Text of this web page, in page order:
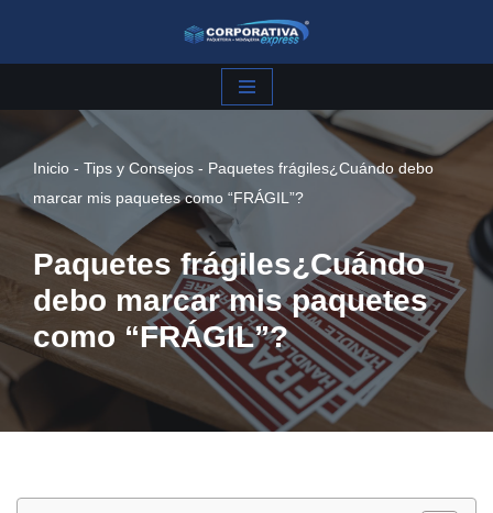
Saltar
contenido
Inicio - Tips y Consejos - Paquetes frágiles¿Cuándo debo
marcar mis paquetes como “FRÁGIL”?
Paquetes frágiles¿Cuándo
debo marcar mis paquetes
como “FRÁGIL”?